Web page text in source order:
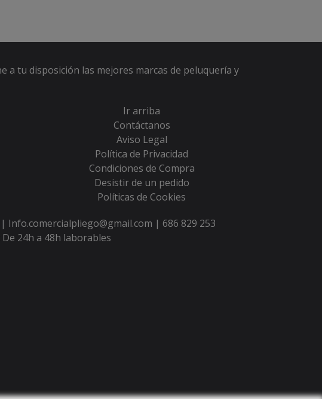
a tu disposición las mejores marcas de peluquería y
Ir arriba
Contáctanos
Aviso Legal
Política de Privacidad
Condiciones de Compra
Desistir de un pedido
Políticas de Cookies
| Info.comercialpliego@gmail.com |686 829 253
De 24h a 48h laborables